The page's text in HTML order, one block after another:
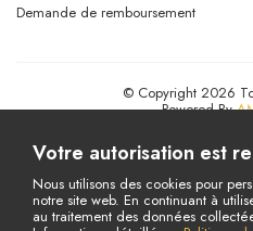
Demande de remboursement
© Copyright 2026
Powered By
Votre autorisation est
Nous utilisons des cookies pour
notre site web. En continuant à
au traitement des données